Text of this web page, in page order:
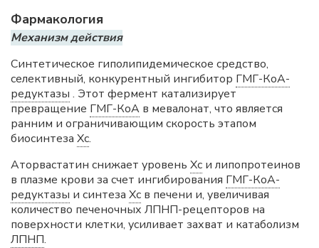
Фармакология
Механизм действия
Синтетическое гиполипидемическое средство,
селективный, конкурентный ингибитор ГМГ-КоА-
редуктазы . Этот фермент катализирует
превращение ГМГ-КоА в мевалонат, что является
ранним и ограничивающим скорость этапом
биосинтеза Хс.
Аторвастатин снижает уровень Хс и липопротеинов
в плазме крови за счет ингибирования ГМГ-КоА-
редуктазы и синтеза Хс в печени и, увеличивая
количество печеночных ЛПНП-рецепторов на
поверхности клетки, усиливает захват и катаболизм
ЛПНП.